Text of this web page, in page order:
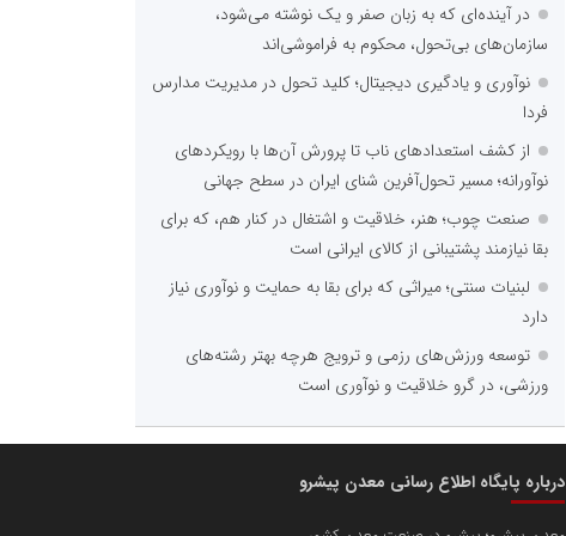
در آینده‌ای که به زبان صفر و یک نوشته می‌شود،
سازمان‌های بی‌تحول، محکوم به فراموشی‌اند
نوآوری و یادگیری دیجیتال؛ کلید تحول در مدیریت مدارس
فردا
از کشف استعدادهای ناب تا پرورش آن‌ها با رویکردهای
نوآورانه؛ مسیر تحول‌آفرین شنای ایران در سطح جهانی
صنعت چوب؛ هنر، خلاقیت و اشتغال در کنار هم، که برای
بقا نیازمند پشتیبانی از کالای ایرانی است
لبنیات سنتی؛ میراثی که برای بقا به حمایت و نوآوری نیاز
دارد
توسعه ورزش‌های رزمی و ترویج هرچه بهتر رشته‌های
ورزشی، در گرو خلاقیت و نوآوری است
درباره پایگاه اطلاع رسانی معدن پیشرو